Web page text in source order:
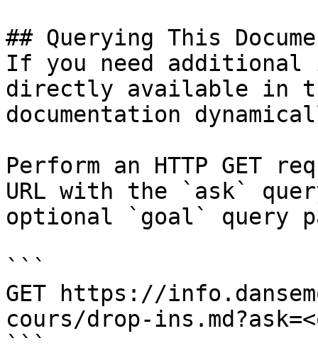
## Querying This
If you need
directly available in
documentation
Perform an HTTP GET
URL with the `ask`
optional `goal` query
```
GET https://
cours/drop-
```